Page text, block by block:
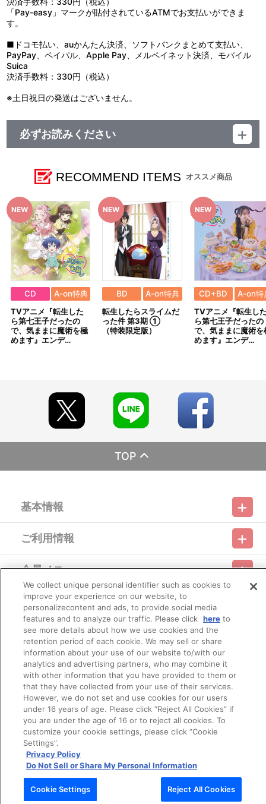
他、仕様
て騎士団は窮地に陥ってしまう。シルファとタオも反撃できない状
況に追い込まれるなか、ついにロイドが動きだす。
新たにベアウルフのシロを従えるようになったロイドは、魔獣た
ちと心を通わす秘訣を知るべく、その能力に長ける姉の第六王女・
アリーゼの元に向かう。その後城へ戻ったロイドは、鍛冶技術を極
め最強の「魔剣」を作るという志を持つ、兄の第四王子・ディアン
「Pay-easy」マークが貼付されているATMでお支払いができま
す。
■ドコモ払い、auかんたん決済、ソフトバンクまとめて支払い、
PayPay、ペイパル、Apple Pay、メルペイネット決済、モバイル
Suica
決済手数料：330円（税込）
※土日祝日の発送はございません。
必ずお読みください
その他、一般店
※本商品は全国一般店にてお取り扱いいたします。
※イベント会場や海外等で販売する場合がございます。詳細は公
式サイト等でご案内いたします。
【ご注意（必ずお読みください）】
■商品について
※本商品は準備数に限りがございます。準備数に達した場合、早
期にご注文の受付を終了させていただくことがございます。
※「在庫がありません」表示後も、ご注文のキャンセルや支払い
期限切れが発生した際は販売を再開させていただく場合がございま
す。あらかじめご了承ください。
※仕様等は予告なく変更となる場合がございます。
※撮影環境やご利用のモニター環境により、実物と多少異なって
見える場合がございます。
※商品画像はイメージです。実際の仕様とは異なる場合がござい
ます。あらかじめご了承ください。
※ご注文は、１注文につき2個までとなります。
※本商品のご注文はバンダイナムコフィルムワークス公式ショッ
プ『A-on STORE』が承り、発送を行います。
なお、ご注文には、バンダイナムコフィルムワークス公式ショ
ップ『A-on STORE』の会員登録（無料）が必要となります。
※A-on STOREでの決済方法は「カード決済」「コンビニ決済」
「Pay-easy（ペイジー）」「WEB・スマホ決済」のみとなりま
す。
[@bnfw.co.jp]のドメイン指定受信の設定をお願いいたします。
(受信許可の設定を行わないとメールが「迷惑メールフォルダ」
※決済方法「カード決済」を選択時は、発売月上旬以降に決済処
理を実施いたします。
※決済方法「コンビニ決済」「Pay-easy（ペイジー）」を選択時
は、発売月上旬以降にメールにてお支払方法をご案内させていただ
きます。
メールにてご案内させていただきましたお支払期日までに購
入・決済手続きが行われなかった場合は、キャンセル扱いとして手
続きをいたします。
いかなる理由でも、決済期間の延長は対応できかねます。
なお、発売月の上旬以降は、以下の手順でもご確認いただけま
（１）A-on STOREにアクセスし、ログインします。
（２）「マイページ」の「ご注文履歴」を開きます。
（３）対象のご注文番号をクリック。
（４）「配送情報」内「決済方法」の「お支払い手続きはこ
ちら」から確認します。
※決済方法「WEB・スマホ決済」を選択時は、即時決済処理を実
施いたします。
注文受付後の決済方法変更はできませんので、あらかじめご了
承ください。
※お客様都合による決済後のキャンセルはできかねます。
※以下のご注文は、キャンセルさせていただく場合がございま
（１）転売、再販売または営利目的の恐れがある注文と判断
した場合
（２）購入上限のある商品を個人またはグループが繰り返し
RECOMMEND ITEMS オススメ商品
CD
A-on特典
TVアニメ『転生した
ら第七王子だったの
で、気ままに魔術を極
めます』エンデ…
BD
A-on特典
転生したらスライムだ
った件 第3期 ①
（特装限定版）
CD+BD
A-on特
TVアニメ『転生し
ら第七王子だったの
で、気ままに魔術を
めます』エンデ…
TOP
基本情報
利用規約 特定商取引法に基づく表示
ご利用情報
Do Not Sell or Share My Personal Information
会員メニュー
ログイン 会員規約 新規会員登録
その他のご案内
バンダイナムコフィルムワークス
© Bandai Namco Filmworks Inc. All Rights Reserved.
We collect unique personal identifier such as cookies to
improve your experience on our website, to
personalizecontent and ads, to provide social media
features and to analyze our traffic. Please click hereto
see more details about how we use cookies and the
retention period of each cookie. We may sell or share
information about your use of our website to/with our
analytics and advertising partners, who may combine it
with other information that you have provided to them or
that they have collected from your use of their services.
However, we do not set and use cookies for our users
under 16 years of age. Please click “Reject All Cookies” if
you are under the age of 16 or to reject all cookies. To
customize your cookie settings, please click “Cookie
Settings”.
Privacy Policy
Do Not Sell or Share My Personal Information
Cookie Settings Reject All Cookies